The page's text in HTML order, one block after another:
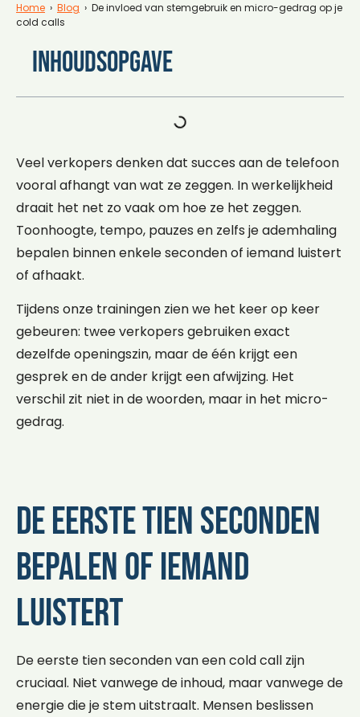
Home › Blog › De invloed van stemgebruik en micro-gedrag op je
cold calls
Inhoudsopgave
Veel verkopers denken dat succes aan de telefoon
vooral afhangt van wat ze zeggen. In werkelijkheid
draait het net zo vaak om hoe ze het zeggen.
Toonhoogte, tempo, pauzes en zelfs je ademhaling
bepalen binnen enkele seconden of iemand luistert
of afhaakt.
Tijdens onze trainingen zien we het keer op keer
gebeuren: twee verkopers gebruiken exact
dezelfde openingszin, maar de één krijgt een
gesprek en de ander krijgt een afwijzing. Het
verschil zit niet in de woorden, maar in het micro-
gedrag.
De eerste tien seconden
bepalen of iemand
luistert
De eerste tien seconden van een cold call zijn
cruciaal. Niet vanwege de inhoud, maar vanwege de
energie die je stem uitstraalt. Mensen beslissen